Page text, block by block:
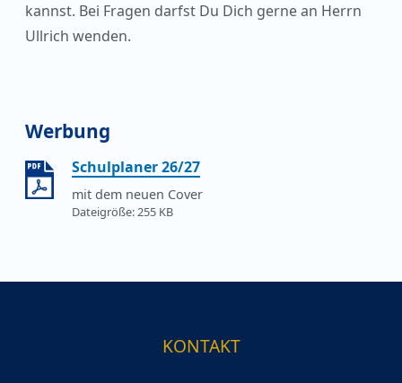
kannst. Bei Fragen darfst Du Dich gerne an Herrn
Ullrich wenden.
Werbung
Schulplaner 26/27
mit dem neuen Cover
255 KB
KONTAKT